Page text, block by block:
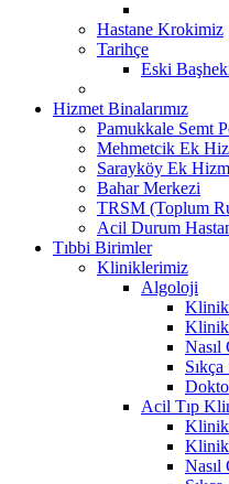
Hastane Krokimiz
Tarihçe
Eski
Hizmet Binalarımız
Pamukkale Semt
Mehmetcik Ek
Sarayköy Ek
Bahar Merkezi
TRSM (Toplum
Acil Durum
Tıbbi Birimler
Kliniklerimiz
Algoloji
Klinik
Nasıl
Acil Tıp
Klinik
Nasıl